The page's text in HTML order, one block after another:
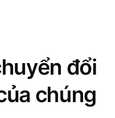
đổi
chúng